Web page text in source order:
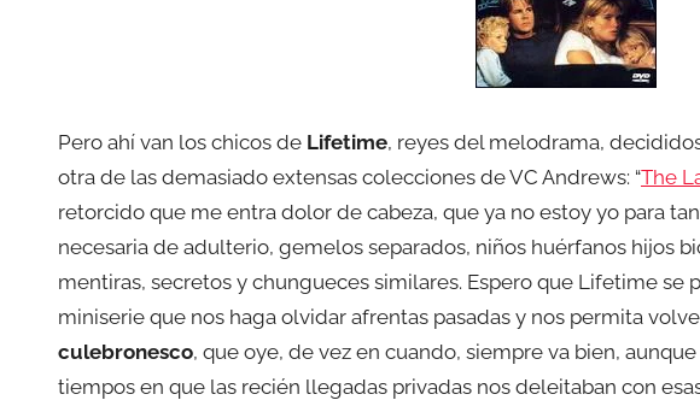
Pero ahí van los chicos de Lifetime, reyes del melodrama,
otra de las demasiado extensas colecciones de VC Andrews: “The
retorcido que me entra dolor de cabeza, que ya no estoy yo para
necesaria de adulterio, gemelos separados, niños huérfanos hijos
mentiras, secretos y chungueces similares. Espero que Lifetime se
miniserie que nos haga olvidar afrentas pasadas y nos permita
culebronesco, que oye, de vez en cuando, siempre va bien,
tiempos en que las recién llegadas privadas nos deleitaban con